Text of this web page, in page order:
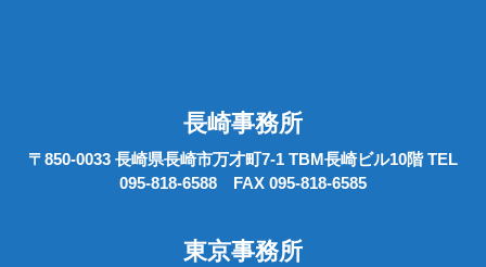
長崎事務所
〒850-0033 長崎県長崎市万才町7-1 TBM長崎ビル10階 TEL
095-818-6588 FAX 095-818-6585
東京事務所